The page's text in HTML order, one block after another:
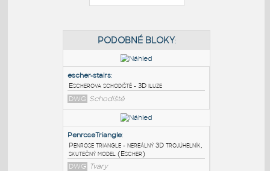
PODOBNÉ BLOKY